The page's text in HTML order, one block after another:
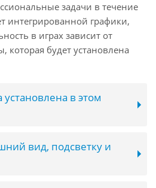
задачи в течение
интегрированной графики,
в играх зависит от
которая будет установлена
установлена в этом
вид, подсветку и